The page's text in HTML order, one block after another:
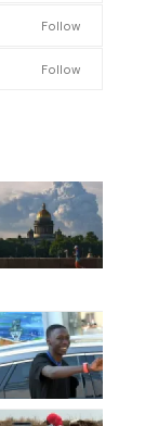
Follow
Follow